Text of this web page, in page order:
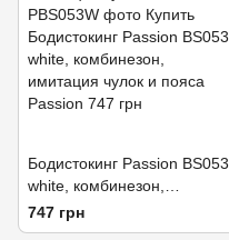
Бодистокинг Passion BS053
white, комбинезон,
имитация чулок и пояса
747 грн